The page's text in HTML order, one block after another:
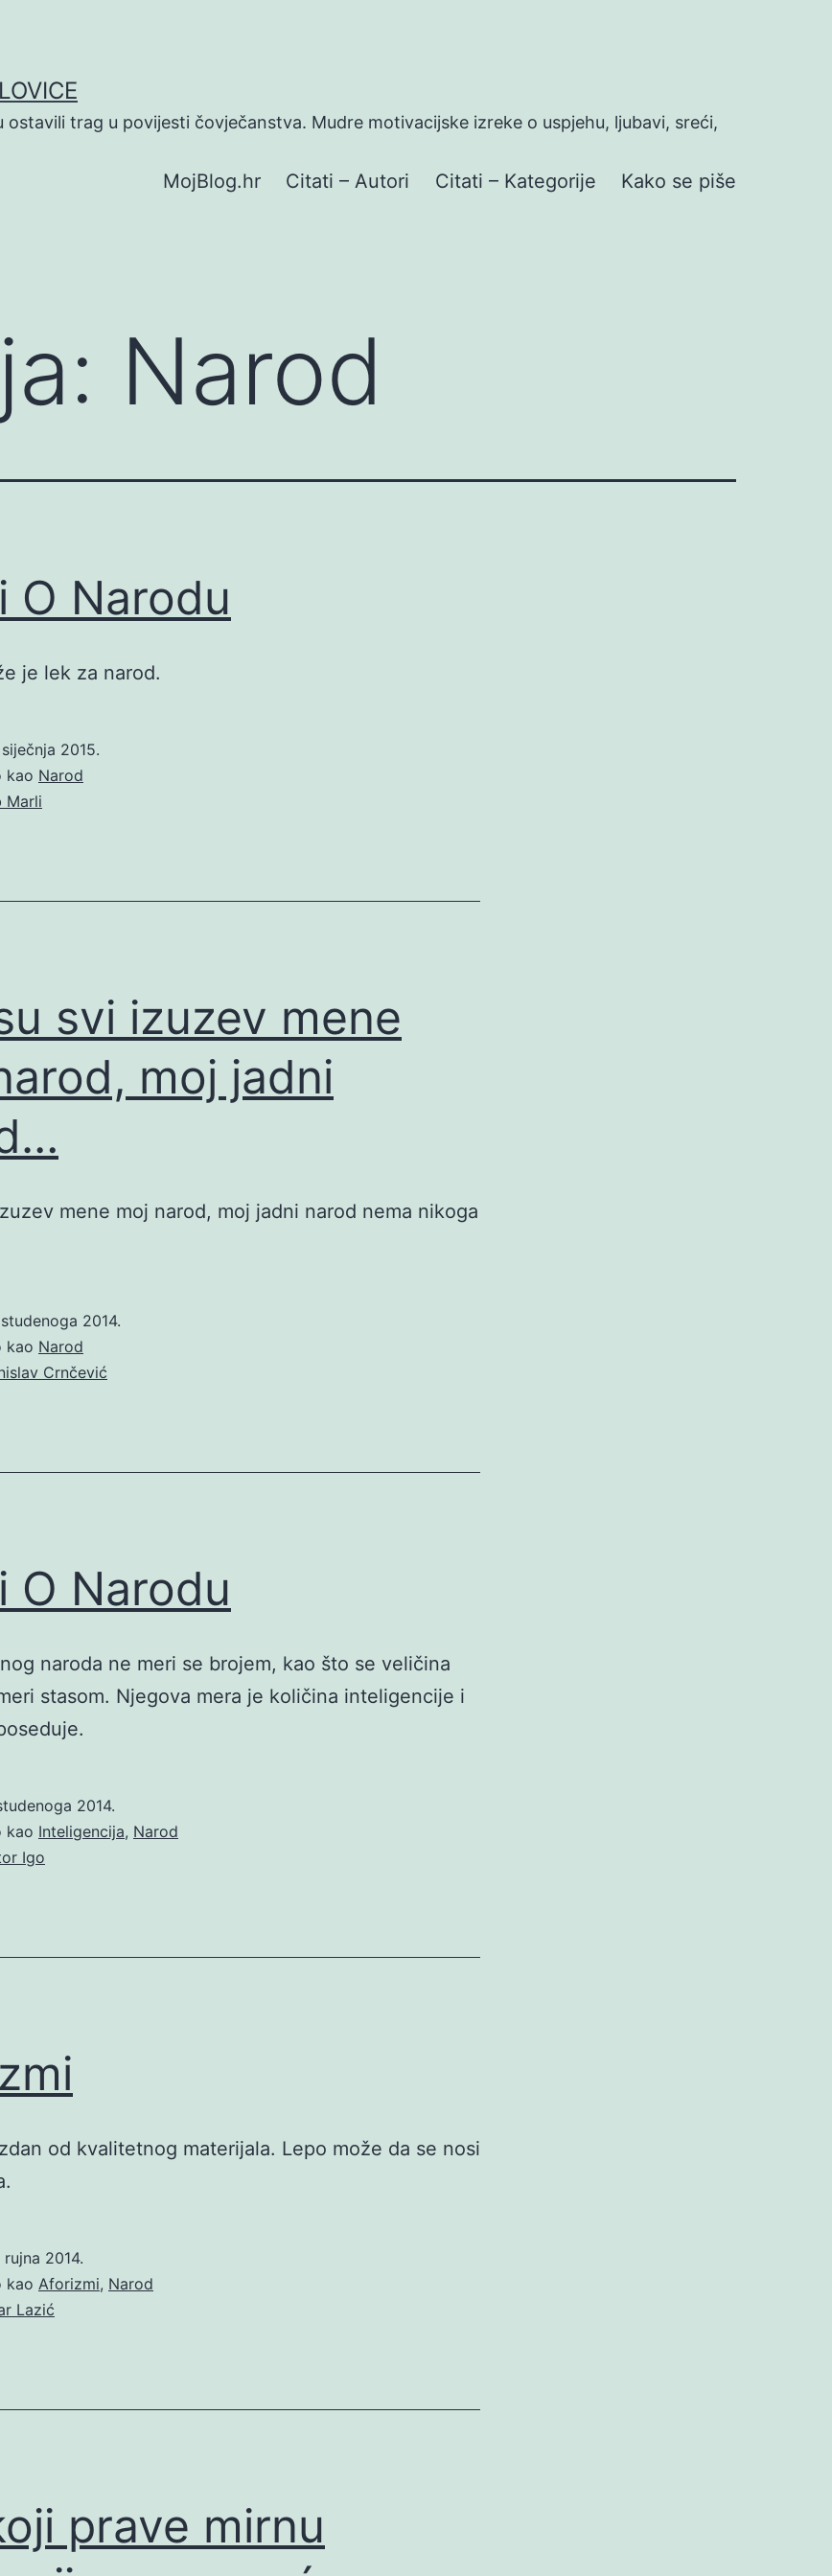
trag u povijesti čovječanstva. Mudre motivacijske izreke o uspjehu, ljubavi, sreći,
MojBlog.hr Citati – Autori Citati – Kategorije Kako se piše
Narod
O Narodu
je lek za narod.
siječnja 2015.
kao Narod
Marli
svi izuzev mene
moj jadni
mene moj narod, moj jadni narod nema nikoga
studenoga 2014.
kao Narod
Crnčević
O Narodu
naroda ne meri se brojem, kao što se veličina
stasom. Njegova mera je količina inteligencije i
2014.
kao Inteligencija, Narod
Igo
od kvalitetnog materijala. Lepo može da se nosi
rujna 2014.
kao Aforizmi, Narod
Lazić
prave mirnu